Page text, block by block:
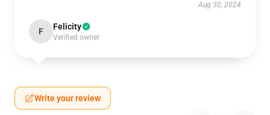
Aug 30, 2024
F Felicity
Verified owner
Write your review